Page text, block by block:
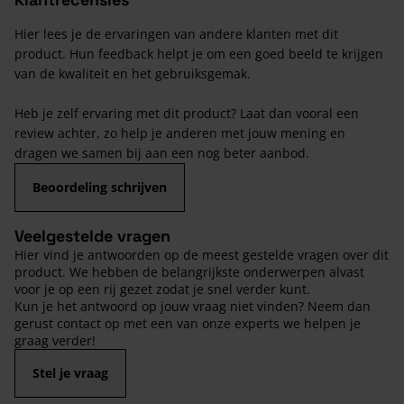
Hier lees je de ervaringen van andere klanten met dit
product. Hun feedback helpt je om een goed beeld te krijgen
van de kwaliteit en het gebruiksgemak.
Heb je zelf ervaring met dit product? Laat dan vooral een
review achter, zo help je anderen met jouw mening en
dragen we samen bij aan een nog beter aanbod.
Beoordeling schrijven
Veelgestelde vragen
Hier vind je antwoorden op de meest gestelde vragen over dit
product. We hebben de belangrijkste onderwerpen alvast
voor je op een rij gezet zodat je snel verder kunt.
Kun je het antwoord op jouw vraag niet vinden? Neem dan
gerust contact op met een van onze experts we helpen je
graag verder!
Stel je vraag